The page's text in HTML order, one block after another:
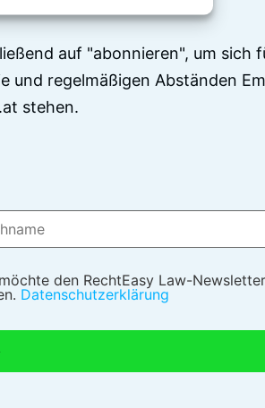
auf "abonnieren", um sich
und regelmäßigen Abständen
stehen.
den RechtEasy Law-Newsletter
Datenschutzerklärung